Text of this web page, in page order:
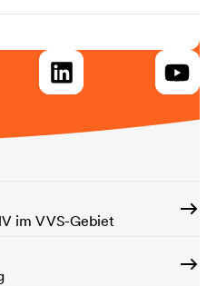
im VVS-Gebiet